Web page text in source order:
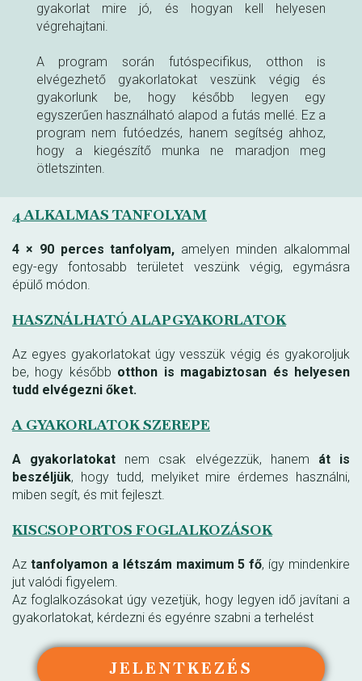
gyakorlat mire jó, és hogyan kell helyesen
végrehajtani.
A program során futóspecifikus, otthon is
elvégezhető gyakorlatokat veszünk végig és
gyakorlunk be, hogy később legyen egy
egyszerűen használható alapod a futás mellé. Ez a
program nem futóedzés, hanem segítség ahhoz,
hogy a kiegészítő munka ne maradjon meg
ötletszinten.
4 ALKALMAS TANFOLYAM
4 × 90 perces tanfolyam, amelyen minden alkalommal
egy-egy fontosabb területet veszünk végig, egymásra
épülő módon.
HASZNÁLHATÓ ALAPGYAKORLATOK
Az egyes gyakorlatokat úgy vesszük végig és gyakoroljuk
be, hogy később otthon is magabiztosan és helyesen
tudd elvégezni őket.
A GYAKORLATOK SZEREPE
A gyakorlatokat nem csak elvégezzük, hanem át is
beszéljük, hogy tudd, melyiket mire érdemes használni,
miben segít, és mit fejleszt.
KISCSOPORTOS FOGLALKOZÁSOK
Az tanfolyamon a létszám maximum 5 fő, így mindenkire
jut valódi figyelem.
Az foglalkozásokat úgy vezetjük, hogy legyen idő javítani a
gyakorlatokat, kérdezni és egyénre szabni a terhelést
JELENTKEZÉS